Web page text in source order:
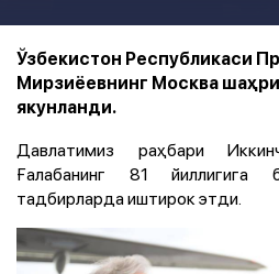
Ўзбекистон Республикаси
Мирзиёевнинг Москва
якунланди.
Давлатимиз раҳбари
Ғалабанинг 81 йиллигига
тадбирларда иштирок этди.